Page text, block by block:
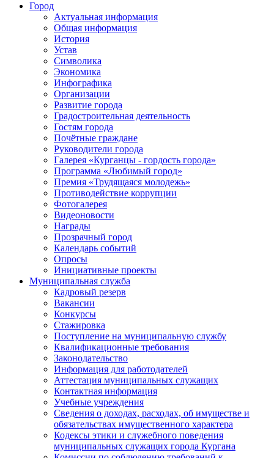
Город
Актуальная информация
Общая информация
История
Устав
Символика
Экономика
Инфографика
Организации
Развитие города
Градостроительная деятельность
Гостям города
Почётные граждане
Руководители города
Галерея «Курганцы - гордость города»
Программа «Любимый город»
Премия «Трудящаяся молодежь»
Противодействие коррупции
Фотогалерея
Видеоновости
Награды
Прозрачный город
Календарь событий
Опросы
Инициативные проекты
Муниципальная служба
Кадровый резерв
Вакансии
Конкурсы
Стажировка
Поступление на муниципальную службу
Квалификационные требования
Законодательство
Информация для работодателей
Аттестация муниципальных служащих
Контактная информация
Учебные учреждения
Сведения о доходах, расходах, об имуществе и
обязательствах имущественного характера
Кодексы этики и служебного поведения
муниципальных служащих города Кургана